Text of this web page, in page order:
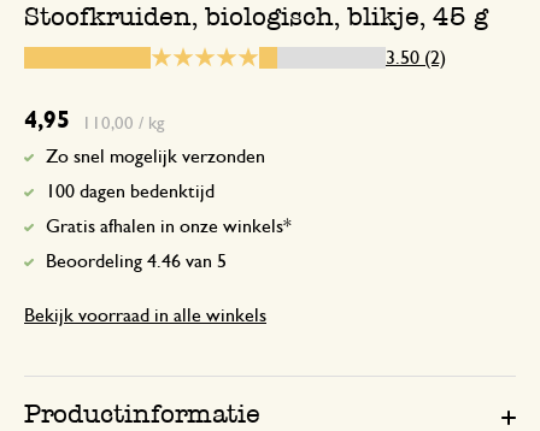
Stoofkruiden, biologisch, blikje, 45 g
3.50 (2)
4,95 110,00 / kg
Zo snel mogelijk verzonden
100 dagen bedenktijd
Gratis afhalen in onze winkels*
Beoordeling 4.46 van 5
Bekijk voorraad in alle winkels
Productinformatie